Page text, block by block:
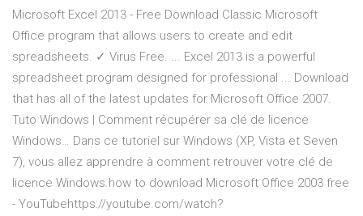
Microsoft Excel 2013 - Free Download Classic Microsoft
Office program that allows users to create and edit
spreadsheets. ✓ Virus Free. ... Excel 2013 is a powerful
spreadsheet program designed for professional ... Download
that has all of the latest updates for Microsoft Office 2007.
Tuto Windows | Comment récupérer sa clé de licence
Windows… Dans ce tutoriel sur Windows (XP, Vista et Seven
7), vous allez apprendre à comment retrouver votre clé de
licence Windows.how to download Microsoft Office 2003 free
- YouTubehttps://youtube.com/watch?